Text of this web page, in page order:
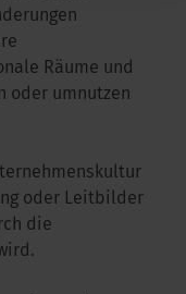
Räume und
oder umnutzen
oder Leitbilder
die